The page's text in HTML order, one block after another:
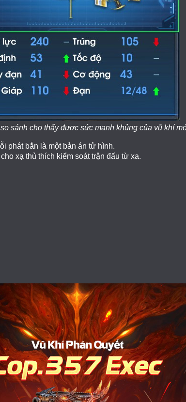
sánh cho thấy được sức mạnh khủng của vũ khí
phát bắn là một bản án tử hình.
xạ thủ thích kiểm soát trận đấu từ xa.